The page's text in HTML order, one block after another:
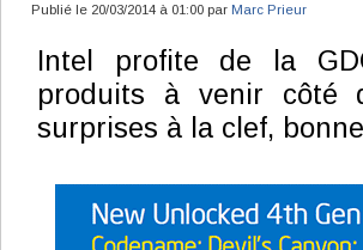
Publié le 20/03/2014 à 01:00 par Marc Prieur
Intel profite de la
produits à venir côté
surprises à la clef,